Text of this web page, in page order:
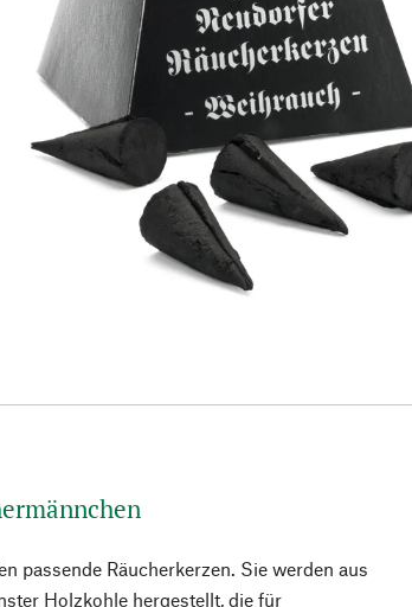
passende Räucherkerzen. Sie werden aus
Holzkohle hergestellt, die für